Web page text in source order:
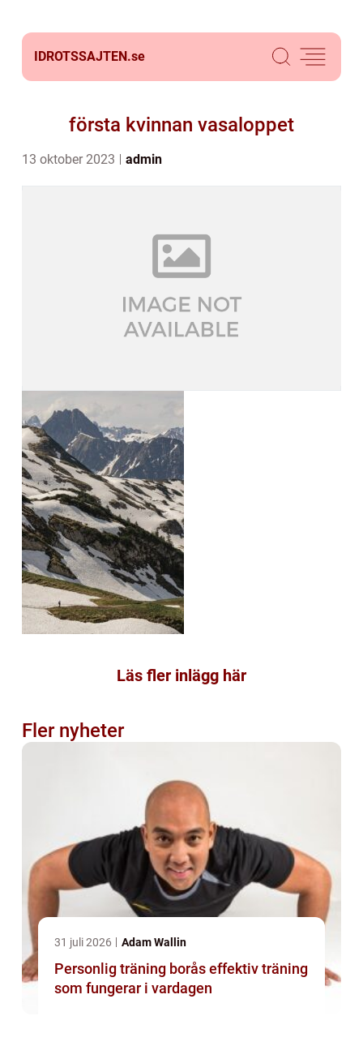
IDROTSSAJTEN.se
första kvinnan vasaloppet
13 oktober 2023 admin
Läs fler inlägg här
Fler nyheter
31 juli 2026 Adam Wallin
Personlig träning borås effektiv träning
som fungerar i vardagen